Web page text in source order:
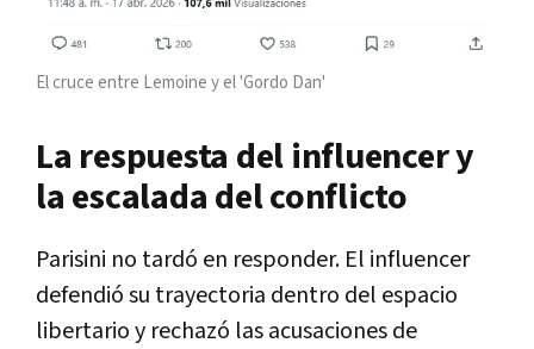
El cruce entre Lemoine y el 'Gordo Dan'
La respuesta del influencer y
la escalada del conflicto
Parisini no tardó en responder. El influencer
defendió su trayectoria dentro del espacio
libertario y rechazó las acusaciones de